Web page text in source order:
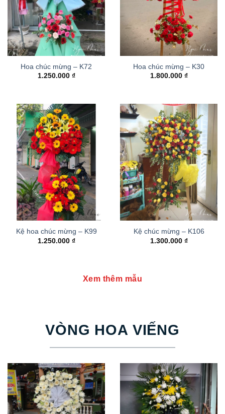
Hoa chúc mừng – K72
1.250.000 ₫
Hoa chúc mừng – K30
1.800.000 ₫
Kệ hoa chúc mừng – K99
1.250.000 ₫
Kệ chúc mừng – K106
1.300.000 ₫
Xem thêm mẫu
VÒNG HOA VIẾNG